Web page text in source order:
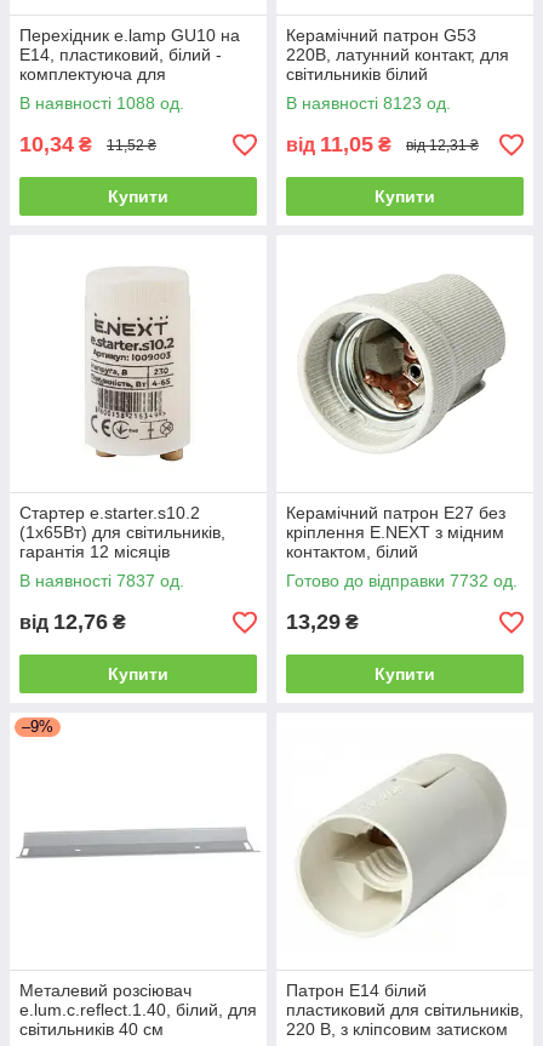
Перехідник e.lamp GU10 на
Е14, пластиковий, білий -
комплектуюча для
світильників
В наявності 1088 од.
10,34 ₴ 11,52 ₴
Купити
Керамічний патрон G53
220В, латунний контакт, для
світильників білий
В наявності 8123 од.
від 11,05 ₴ від 12,31 ₴
Купити
Стартер e.starter.s10.2
(1х65Вт) для світильників,
гарантія 12 місяців
В наявності 7837 од.
від 12,76 ₴
Купити
Керамічний патрон E27 без
кріплення E.NEXT з мідним
контактом, білий
Готово до відправки 7732 од.
13,29 ₴
Купити
–9%
Металевий розсіювач
e.lum.c.reflect.1.40, білий, для
світильників 40 см
Патрон Е14 білий
пластиковий для світильників,
220 В, з кліпсовим затиском